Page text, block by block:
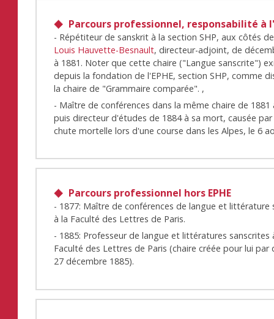
Parcours professionnel, responsabilité à
- Répétiteur de sanskrit à la section SHP, aux côtés
Louis Hauvette-Besnault, directeur-adjoint, de
à 1881. Noter que cette chaire ("Langue sanscrite")
depuis la fondation de l'EPHE, section SHP, comme
la chaire de "Grammaire comparée". ,
- Maître de conférences dans la même chaire de 1881
puis directeur d'études de 1884 à sa mort, causée par
chute mortelle lors d'une course dans les Alpes, le 6
Parcours professionnel hors EPHE
- 1877: Maître de conférences de langue et littérature
à la Faculté des Lettres de Paris.
- 1885: Professeur de langue et littératures sanscrites
Faculté des Lettres de Paris (chaire créée pour lui par
27 décembre 1885).